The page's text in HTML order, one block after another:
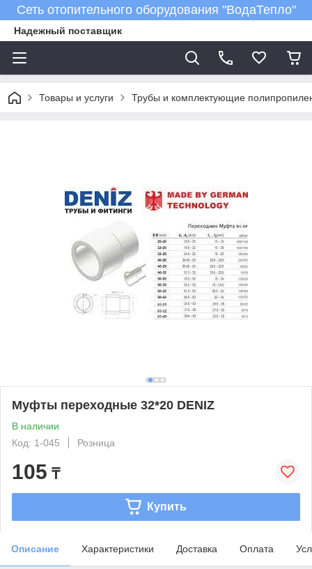
Сеть отопительного оборудования "ВодаТепло"
Надежный поставщик
Товары и услуги Трубы и комплектующие
Муфты переходные 32*20 DENIZ
В наличии
Код: 1-045
Розница
105 ₸
Купить
Описание Характеристики Доставка Оплата